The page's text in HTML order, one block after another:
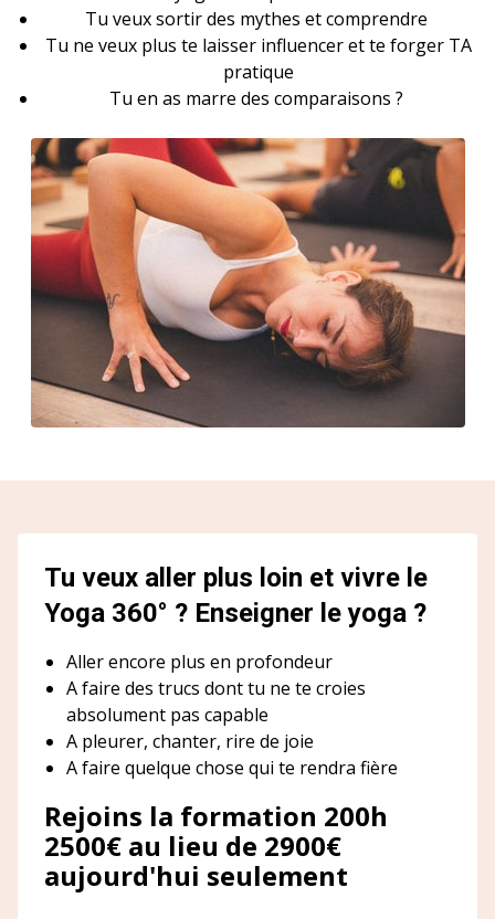
Tu veux sortir des mythes et comprendre
Tu ne veux plus te laisser influencer et te forger TA
pratique
Tu en as marre des comparaisons ?
Tu veux aller plus loin et vivre le
Yoga 360° ? Enseigner le yoga ?
Aller encore plus en profondeur
A faire des trucs dont tu ne te croies
absolument pas capable
A pleurer, chanter, rire de joie
A faire quelque chose qui te rendra fière
Rejoins la formation 200h
2500€ au lieu de 2900€
aujourd'hui seulement